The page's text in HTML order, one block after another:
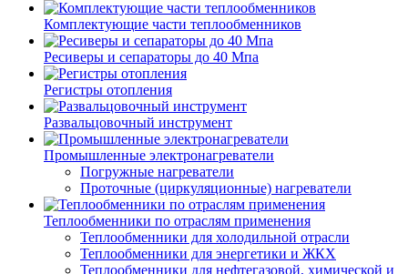
Комплектующие части теплообменников
Ресиверы и сепараторы до 40 Мпа
Регистры отопления
Развальцовочный инструмент
Промышленные электронагреватели
Погружные нагреватели
Проточные (циркуляционные) нагреватели
Теплообменники по отраслям применения
Теплообменники для холодильной отрасли
Теплообменники для энергетики и ЖКХ
Теплообменники для нефтегазовой, химической и